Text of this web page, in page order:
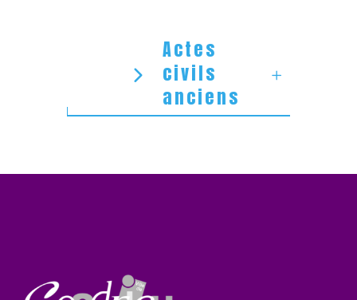
Actes
civils
anciens